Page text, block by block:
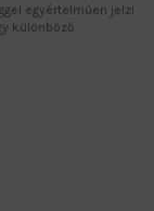
egyértelműen jelzi
különböző